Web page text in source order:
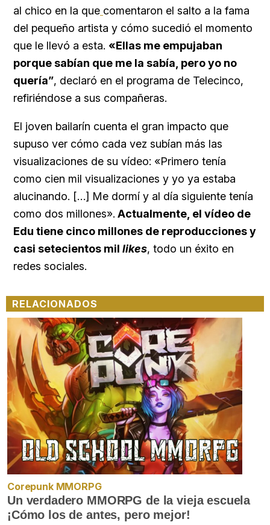
al chico en la que comentaron el salto a la fama
del pequeño artista y cómo sucedió el momento
que le llevó a esta. «Ellas me empujaban
porque sabían que me la sabía, pero yo no
quería”, declaró en el programa de Telecinco,
refiriéndose a sus compañeras.
El joven bailarín cuenta el gran impacto que
supuso ver cómo cada vez subían más las
visualizaciones de su vídeo: «Primero tenía
como cien mil visualizaciones y yo ya estaba
alucinando. […] Me dormí y al día siguiente tenía
como dos millones». Actualmente, el vídeo de
Edu tiene cinco millones de reproducciones y
casi setecientos mil likes, todo un éxito en
redes sociales.
RELACIONADOS
Corepunk MMORPG
Un verdadero MMORPG de la vieja escuela
¡Cómo los de antes, pero mejor!